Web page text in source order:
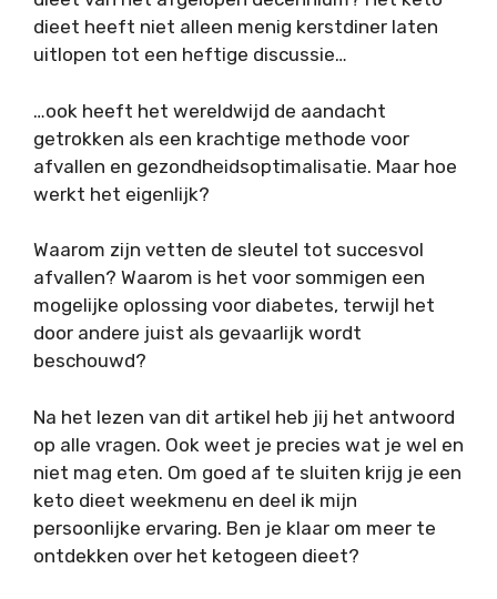
dieet heeft niet alleen menig kerstdiner laten
uitlopen tot een heftige discussie…
…ook heeft het wereldwijd de aandacht
getrokken als een krachtige methode voor
afvallen en gezondheidsoptimalisatie. Maar hoe
werkt het eigenlijk?
Waarom zijn vetten de sleutel tot succesvol
afvallen? Waarom is het voor sommigen een
mogelijke oplossing voor diabetes, terwijl het
door andere juist als gevaarlijk wordt
beschouwd?
Na het lezen van dit artikel heb jij het antwoord
op alle vragen. Ook weet je precies wat je wel en
niet mag eten. Om goed af te sluiten krijg je een
keto dieet weekmenu en deel ik mijn
persoonlijke ervaring. Ben je klaar om meer te
ontdekken over het ketogeen dieet?